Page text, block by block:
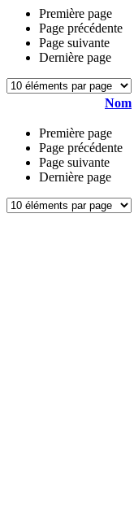
Première page
Page précédente
Page suivante
Dernière page
Nom
Première page
Page précédente
Page suivante
Dernière page